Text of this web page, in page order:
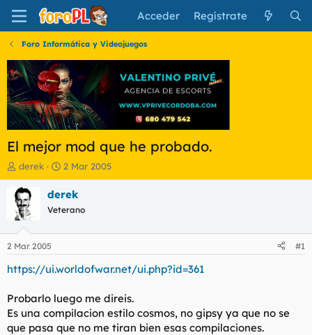
Acceder Regístrate
Foro Informática y Videojuegos
El mejor mod que he probado.
I
n
i
c
i
a
d
o
r
d
l
e
derek
F
e
c
a
i
n
i
o
2 Mar 2005
derek
Veterano
2 Mar 2005 #1
https://ui.worldofwar.net/ui.php?id=361
Probarlo luego me direis.
Es una compilacion estilo cosmos, no gipsy ya que no se
que pasa que no me tiran bien esas compilaciones.